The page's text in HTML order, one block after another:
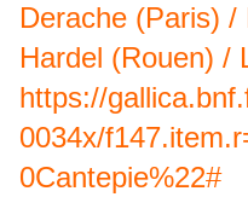
Derache (Paris)
Hardel (Rouen) /
https://
0034x/
0Cantepie%22#